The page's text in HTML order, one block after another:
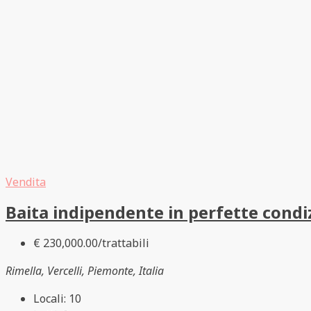
Vendita
Baita indipendente in perfette
€ 230,000.00/trattabili
Rimella, Vercelli, Piemonte, Italia
Locali: 10